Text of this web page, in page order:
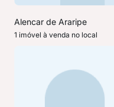
Alencar de Araripe
1 imóvel à venda no local